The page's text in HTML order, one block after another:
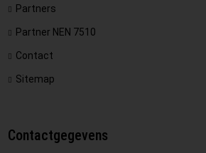
Partners
Partner NEN 7510
Contact
Sitemap
Contactgegevens